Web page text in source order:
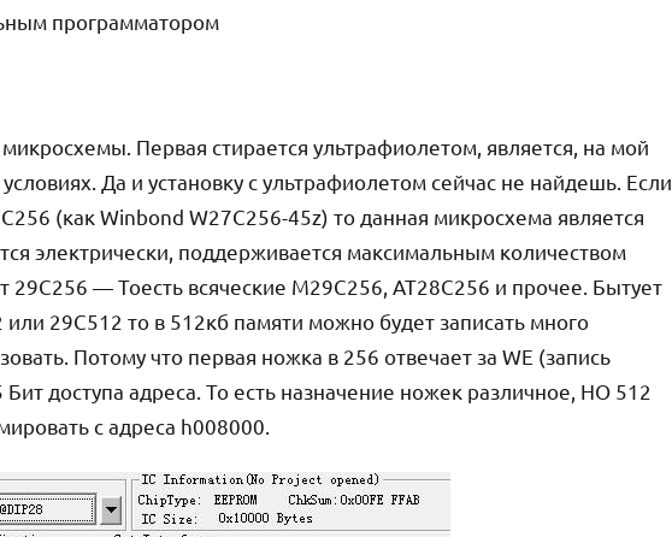
программатором
Первая стирается ультрафиолетом, является, на мой
Да и установку с ультрафиолетом сейчас не найдешь. Если
(как Winbond W27C256-45z) то данная микросхема является
электрически, поддерживается максимальным количеством
— Тоесть всяческие M29C256, AT28C256 и прочее. Бытует
29C512 то в 512кб памяти можно будет записать много
Потому что первая ножка в 256 отвечает за WE (запись
доступа адреса. То есть назначение ножек различное, НО 512
с адреса h008000.